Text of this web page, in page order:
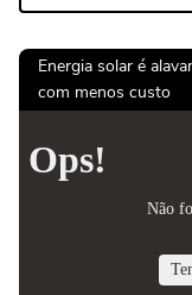
Energia solar é
com menos custo